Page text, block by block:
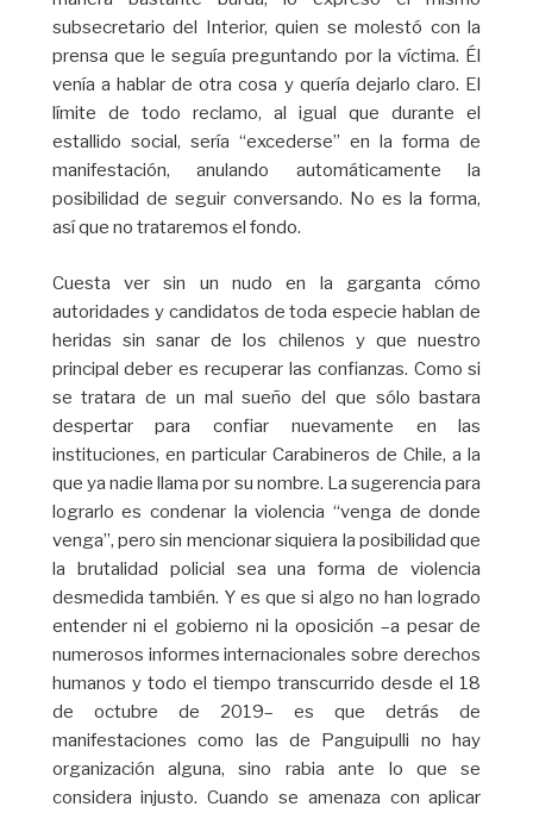
subsecretario del Interior, quien se molestó con la
prensa que le seguía preguntando por la víctima. Él
venía a hablar de otra cosa y quería dejarlo claro. El
límite de todo reclamo, al igual que durante el
estallido social, sería “excederse” en la forma de
manifestación, anulando automáticamente la
posibilidad de seguir conversando. No es la forma,
así que no trataremos el fondo.
Cuesta ver sin un nudo en la garganta cómo
autoridades y candidatos de toda especie hablan de
heridas sin sanar de los chilenos y que nuestro
principal deber es recuperar las confianzas. Como si
se tratara de un mal sueño del que sólo bastara
despertar para confiar nuevamente en las
instituciones, en particular Carabineros de Chile, a la
que ya nadie llama por su nombre. La sugerencia para
lograrlo es condenar la violencia “venga de donde
venga”, pero sin mencionar siquiera la posibilidad que
la brutalidad policial sea una forma de violencia
desmedida también. Y es que si algo no han logrado
entender ni el gobierno ni la oposición –a pesar de
numerosos informes internacionales sobre derechos
humanos y todo el tiempo transcurrido desde el 18
de octubre de 2019– es que detrás de
manifestaciones como las de Panguipulli no hay
organización alguna, sino rabia ante lo que se
considera injusto. Cuando se amenaza con aplicar